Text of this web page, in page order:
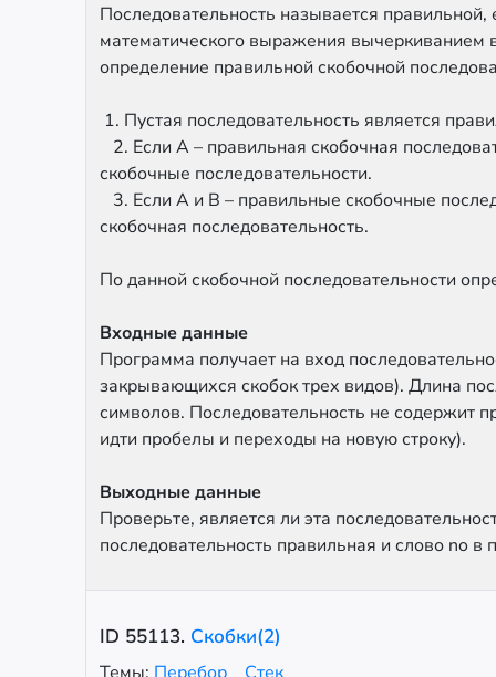
Последовательность называется
математического выражения
определение правильной скобочной
1. Пустая последовательность является
2. Если A – правильная скобочная
скобочные последовательности.
3. Если A и B – правильные скобочные
скобочная последовательность.
По данной скобочной последовательности
Входные данные
Программа получает на вход
закрывающихся скобок трех видов). Длина
символов. Последовательность не содержит
идти пробелы и переходы на новую строку).
Выходные данные
Проверьте, является ли эта
последовательность правильная и слово no в
ID 55113. Скобки(2)